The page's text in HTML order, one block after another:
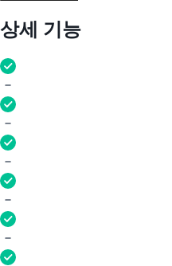
상세 기능